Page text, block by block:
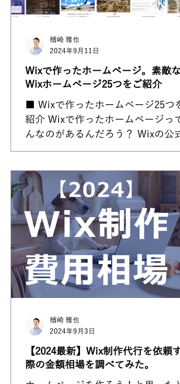
Wixで作ったホームページ。素敵な
Wixホームページ25つをご紹介
■ Wixで作ったホームページ25つ
紹介 Wixで作ったホームページっ
んなのがあるんだろう？ Wixの公
イトにあるテンプレートはどこか
ジなどはWixで作ったりしてるのか
な？...
楢崎 雅也
2024年9月11日
【2024最新】Wix制作代行を依頼す
際の金額相場を調べてみた。
楢崎 雅也
2024年9月3日